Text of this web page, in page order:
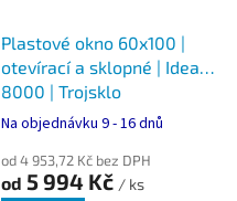
Plastové okno 60x100 |
otevírací a sklopné | Ideal
8000 | Trojsklo
Na objednávku 9 - 16 dnů
od 4 953,72 Kč bez DPH
od 5 994 Kč / ks